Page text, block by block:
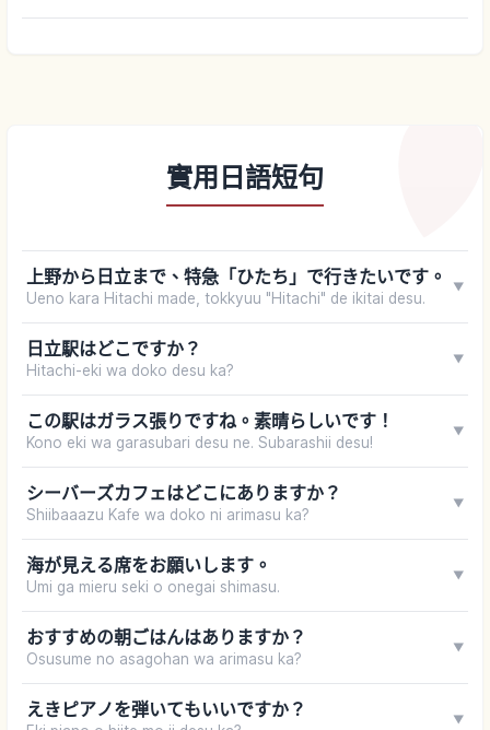
實用日語短句
上野から日立まで、特急「ひたち」で行きたいです。
Ueno kara Hitachi made, tokkyuu "Hitachi" de ikitai desu.
▼
日立駅はどこですか？
Hitachi-eki wa doko desu ka?
▼
この駅はガラス張りですね。素晴らしいです！
Kono eki wa garasubari desu ne. Subarashii desu!
▼
シーバーズカフェはどこにありますか？
Shiibaaazu Kafe wa doko ni arimasu ka?
▼
海が見える席をお願いします。
Umi ga mieru seki o onegai shimasu.
▼
おすすめの朝ごはんはありますか？
Osusume no asagohan wa arimasu ka?
▼
えきピアノを弾いてもいいですか？ ▼